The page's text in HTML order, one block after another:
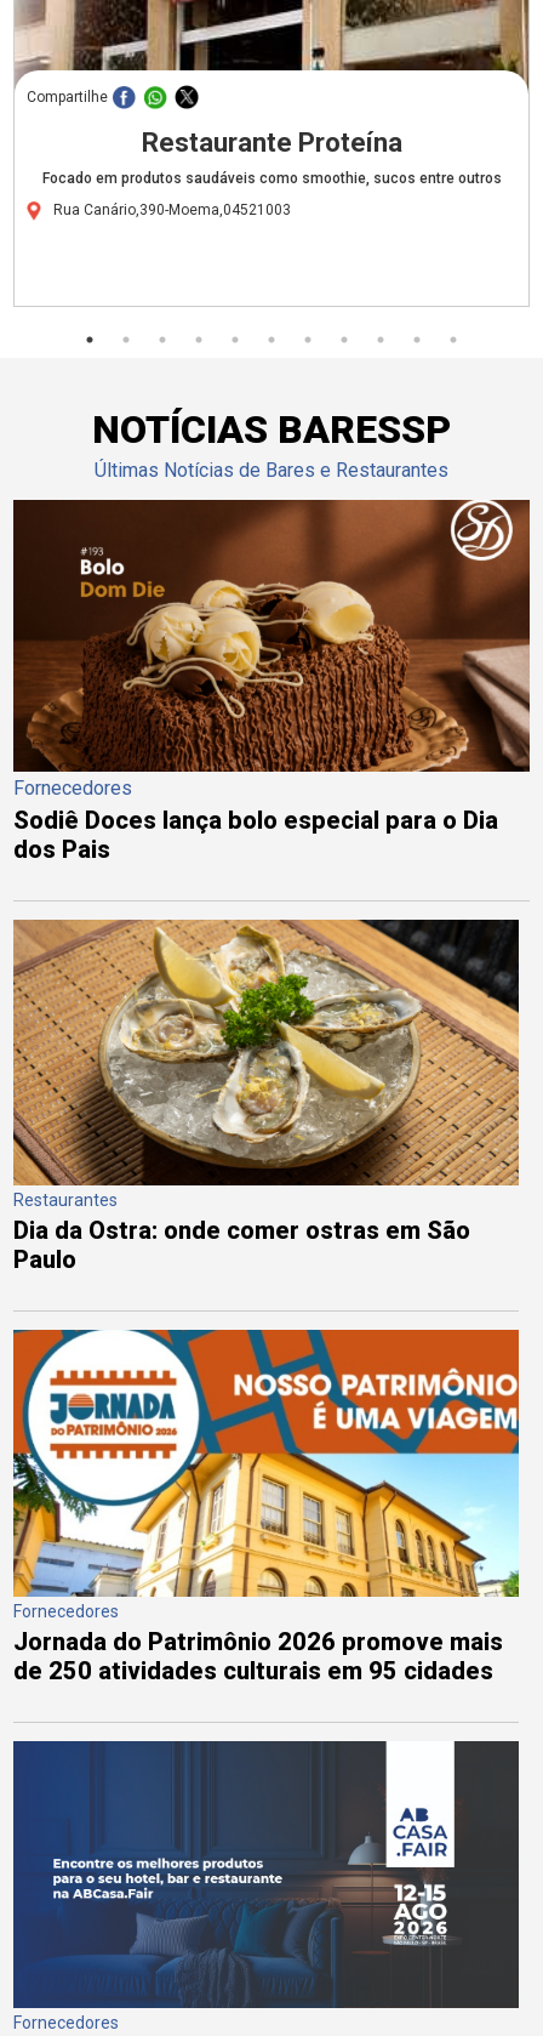
Compartilhe
Restaurante Proteína
Focado em produtos saudáveis como smoothie, sucos entre outros
Rua Canário,390-Moema,04521003
NOTÍCIAS BARESSP
Últimas Notícias de Bares e Restaurantes
Fornecedores
Sodiê Doces lança bolo especial para o Dia
dos Pais
Restaurantes
Dia da Ostra: onde comer ostras em São
Paulo
Fornecedores
Jornada do Patrimônio 2026 promove mais
de 250 atividades culturais em 95 cidades
Fornecedores